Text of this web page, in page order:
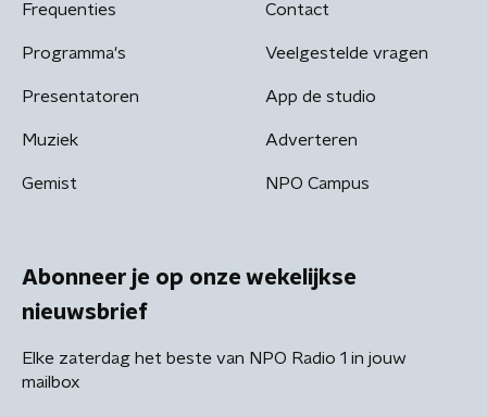
Frequenties
Programma's
Presentatoren
Muziek
Gemist
Contact
Veelgestelde vragen
App de studio
Adverteren
NPO Campus
Abonneer je op onze wekelijkse
nieuwsbrief
Elke zaterdag het beste van NPO Radio 1 in jouw
mailbox